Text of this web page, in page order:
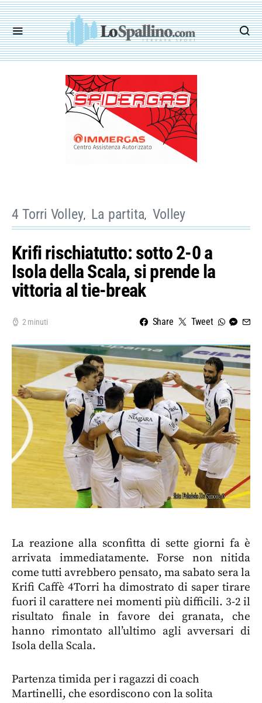
4 Torri Volley La partita Volley
Krifi rischiatutto: sotto 2-0 a
Isola della Scala, si prende la
vittoria al tie-break
2 minuti Share Tweet
La reazione alla sconfitta di sette giorni fa è
arrivata immediatamente. Forse non nitida
come tutti avrebbero pensato, ma sabato sera la
Krifi Caffè 4Torri ha dimostrato di saper tirare
fuori il carattere nei momenti più difficili. 3-2 il
risultato finale in favore dei granata, che
hanno rimontato all’ultimo agli avversari di
Isola della Scala.
Partenza timida per i ragazzi di coach
Martinelli, che esordiscono con la solita